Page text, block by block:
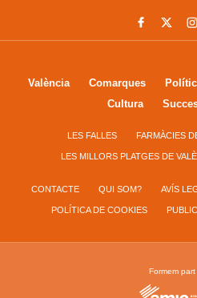
València Comarques
Cultura
LES FALLES FARMÀCIES
LES MILLORS PLATGES DE
CONTACTE QUI SOM? AVÍS
POLÍTICA DE COOKIES
Formem part